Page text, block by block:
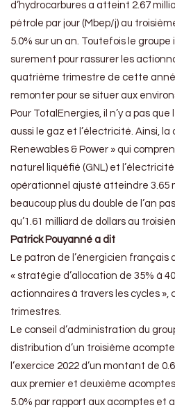
d’hydrocarbures a atteint 2.67
pétrole par jour (Mbep/j) au
5.0% sur un an. Toutefois le
surement pour rassurer les
quatrième trimestre de cette
remonter pour se situer aux
Pour TotalEnergies, il n’y a pas
aussi le gaz et l’électricité. Ainsi,
Renewables & Power » qui
naturel liquéfié (GNL) et
opérationnel ajusté atteindre 3.65
beaucoup plus du double de l’an
qu’1.61 milliard de dollars au
Patrick Pouyanné a dit
Le patron de l’énergicien français
« stratégie d’allocation de 35% à
actionnaires à travers les cycles »,
trimestres.
Le conseil d’administration du
distribution d’un troisième
l’exercice 2022 d’un montant de
aux premier et deuxième
5.0% par rapport aux acomptes et